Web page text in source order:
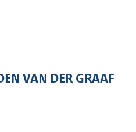
b
VAN DER GRAAF